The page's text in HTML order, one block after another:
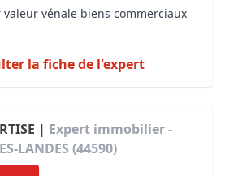
vénale biens commerciaux
la fiche de l'expert
| Expert immobilier -
LANDES (44590)